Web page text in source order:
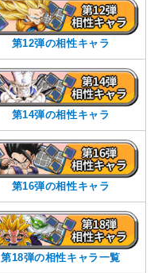
第12弾の相性キャラ
第14弾の相性キャラ
第16弾の相性キャラ
第18弾の相性キャラ一覧